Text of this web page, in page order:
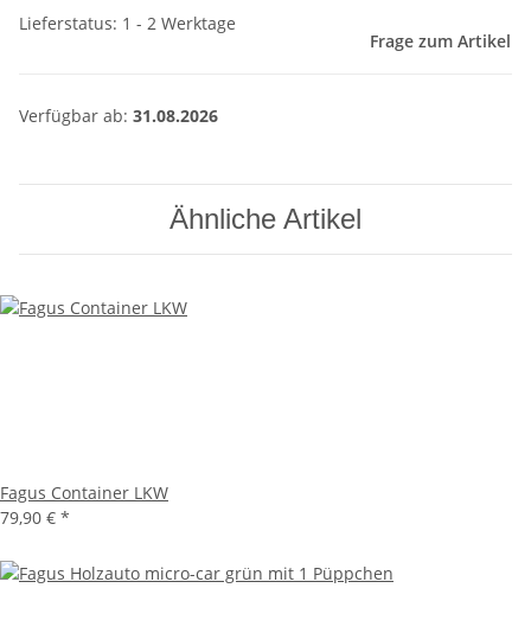
Lieferstatus: 1 - 2 Werktage
Frage zum Artikel
Verfügbar ab: 31.08.2026
Ähnliche Artikel
Fagus Container LKW
79,90 € *